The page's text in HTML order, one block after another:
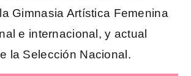
Gimnasia Artística Femenina
e internacional, y actual
la Selección Nacional.